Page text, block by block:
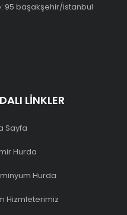
95 başakşehir/i̇stanbul
LINKLER
Sayfa
Hurda
Hurda
Hizmleterimiz